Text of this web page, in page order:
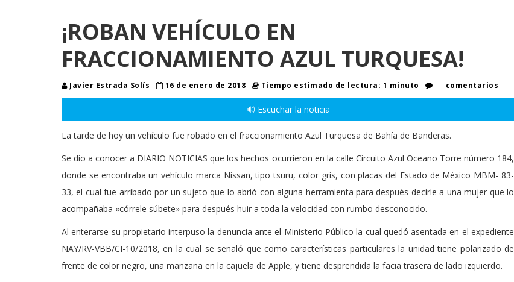
¡ROBAN VEHÍCULO EN
FRACCIONAMIENTO AZUL TURQUESA!
Javier Estrada Solís 16 de enero de 2018 Tiempo estimado de lectura: 1 minuto comentarios
🔊 Escuchar la noticia
La tarde de hoy un vehículo fue robado en el fraccionamiento Azul Turquesa de Bahía de Banderas.
Se dio a conocer a DIARIO NOTICIAS que los hechos ocurrieron en la calle Circuito Azul Oceano Torre número 184,
donde se encontraba un vehículo marca Nissan, tipo tsuru, color gris, con placas del Estado de México MBM- 83-
33, el cual fue arribado por un sujeto que lo abrió con alguna herramienta para después decirle a una mujer que lo
acompañaba «córrele súbete» para después huir a toda la velocidad con rumbo desconocido.
Al enterarse su propietario interpuso la denuncia ante el Ministerio Público la cual quedó asentada en el expediente
NAY/RV-VBB/CI-10/2018, en la cual se señaló que como características particulares la unidad tiene polarizado de
frente de color negro, una manzana en la cajuela de Apple, y tiene desprendida la facia trasera de lado izquierdo.